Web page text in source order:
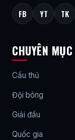
FB YT TK
CHUYÊN MỤC
Cầu thủ
Đội bóng
Giải đấu
Quốc gia